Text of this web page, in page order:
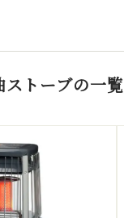
トーブの一覧